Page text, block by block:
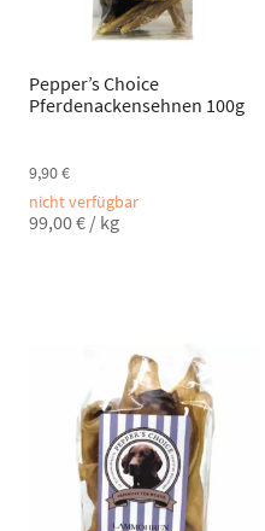
Pepper’s Choice
Pferdenackensehnen 100g
9,90€
nicht verfügbar
99,00€ / kg